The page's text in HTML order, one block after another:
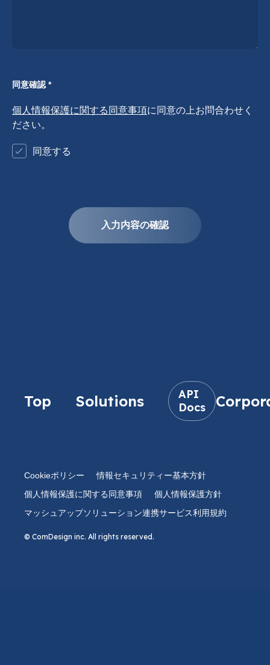
同意確認 *
個人情報保護に関する同意事項に同意の上お問合わせく
ださい。
同意する
Top Solutions
API
Docs
Cookieポリシー
情報セキュリティー基本方針
個人情報保護に関する同意事項
個人情報保護方針
マッシュアップソリューション連携サービス利用規約
© ComDesign inc. All rights reserved.